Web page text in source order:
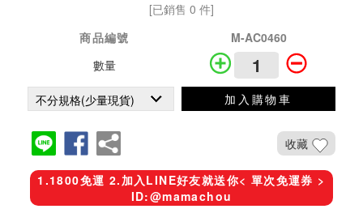
[已銷售 0 件]
商品編號
M-AC0460
數量
加入購物車
收藏
1.1800免運 2.加入LINE好友就送你< 單次免運券 >
ID:@mamachou